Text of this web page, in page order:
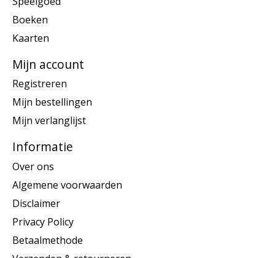
Boeken
Kaarten
Mijn account
Registreren
Mijn bestellingen
Mijn verlanglijst
Informatie
Over ons
Algemene voorwaarden
Disclaimer
Privacy Policy
Betaalmethode